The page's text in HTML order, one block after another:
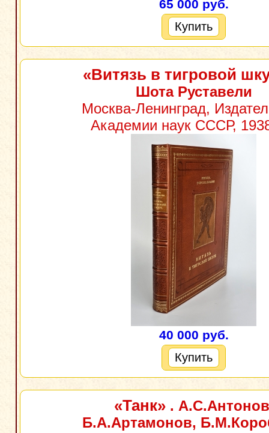
65 000 руб.
Купить
«Витязь в тигровой
Шота Руставели
Москва-Ленинград,
Академии наук СССР,
40 000 руб.
Купить
«Танк».
Б.А.Артамонов,